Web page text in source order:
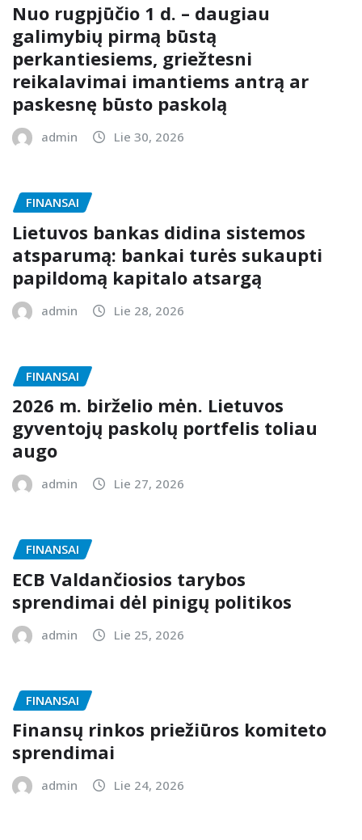
Nuo rugpjūčio 1 d. – daugiau
galimybių pirmą būstą
perkantiesiems, griežtesni
reikalavimai imantiems antrą ar
paskesnę būsto paskolą
admin Lie 30, 2026
FINANSAI
Lietuvos bankas didina sistemos
atsparumą: bankai turės sukaupti
papildomą kapitalo atsargą
admin Lie 28, 2026
FINANSAI
2026 m. birželio mėn. Lietuvos
gyventojų paskolų portfelis toliau
augo
admin Lie 27, 2026
FINANSAI
ECB Valdančiosios tarybos
sprendimai dėl pinigų politikos
admin Lie 25, 2026
FINANSAI
Finansų rinkos priežiūros komiteto
sprendimai
admin Lie 24, 2026